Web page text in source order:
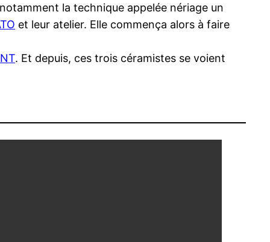
la technique appelée nériage un
et leur atelier. Elle commença alors à faire
. Et depuis, ces trois céramistes se voient